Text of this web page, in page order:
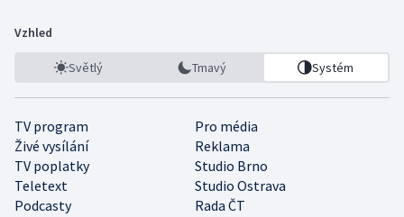
Vzhled
Světlý Tmavý Systém
TV program
Pro média
Živé vysílání
Reklama
TV poplatky
Studio Brno
Teletext
Studio Ostrava
Podcasty
Rada ČT